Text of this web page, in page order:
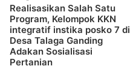
Realisasikan Salah Satu
Program, Kelompok KKN
integratif instika posko 7 di
Desa Talaga Ganding
Adakan Sosialisasi
Pertanian